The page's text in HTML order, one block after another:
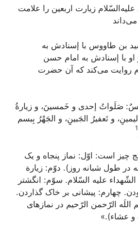
زیارت اربعین را علامت
بن طاووس با إسنادش به
با إسنادش به امام حسن
روایت می‌کند که آن حضرت
صَلَواتُ إحدی و خَمسینَ، و زیارةُ‌
و تَعفیرُ الجَبینِِ، و الجَهْرُ بِبسم
1
چیز است: اوّل: نماز پنجاه و یک
در طول شبانه روز). دوّم: زیارة
علیه السّلام. سوّم: انگشتر
چهارم: پیشانی بر خاک گذاردن.
اللَه ‌الرّحمن الرّحیم در نمازهای
و عشاء).»